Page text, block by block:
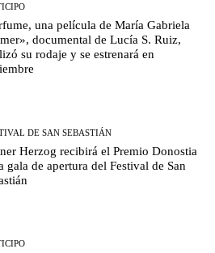
una película de María Gabriela
documental de Lucía S. Ruiz,
su rodaje y se estrenará en
DE SAN SEBASTIÁN
Herzog recibirá el Premio Donostia
gala de apertura del Festival de San